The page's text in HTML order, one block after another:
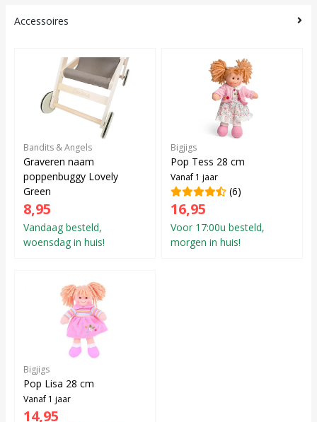
Accessoires
Bandits & Angels
Graveren naam
poppenbuggy Lovely
Green
8,95
Vandaag besteld,
woensdag in huis!
Bigjigs
Pop Tess 28 cm
Vanaf 1 jaar
(6)
16,95
Voor 17:00u besteld,
morgen in huis!
Bigjigs
Pop Lisa 28 cm
Vanaf 1 jaar
14,95